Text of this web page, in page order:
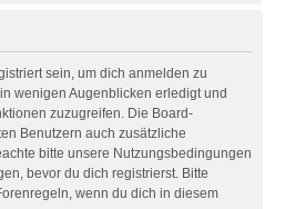
sein, um dich anmelden zu
wenigen Augenblicken erledigt und
zuzugreifen. Die Board-
Benutzern auch zusätzliche
bitte unsere Nutzungsbedingungen
bevor du dich registrierst. Bitte
wenn du dich in diesem